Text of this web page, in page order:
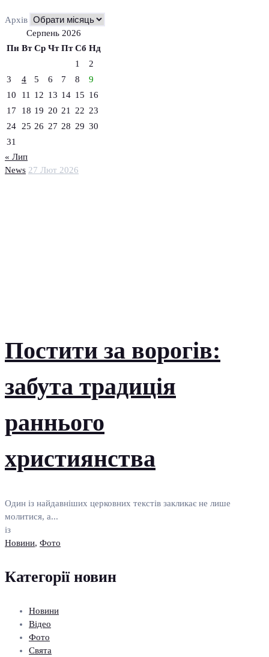
News 27 Лют 2026
Постити за ворогів:
забута традиція
раннього
християнства
Один із найдавніших церковних текстів закликає не лише
молитися, а...
із
Новини, Фото
Архів
Серпень 2026
Пн Вт Ср Чт Пт Сб Нд
1
2
3
4 5 6 7 8
9
10
11 12 13 14 15 16
17
18 19 20 21 22 23
24
25 26 27 28 29 30
31
« Лип
Категорії новин
Новини
Відео
Фото
Свята